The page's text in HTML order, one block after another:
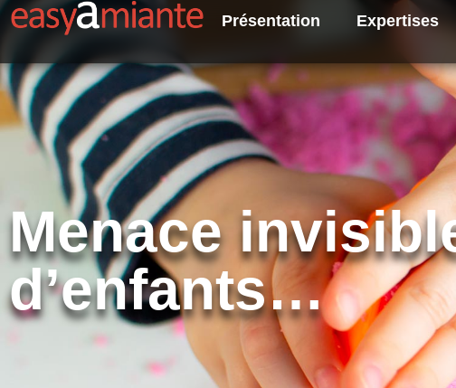
Présentation Expertises
Menace
d’enfants…